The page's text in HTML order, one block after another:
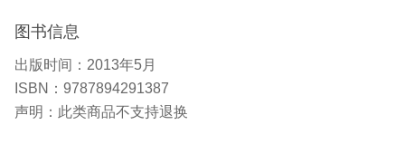
图书信息
出版时间： 2013年5月
ISBN： 9787894291387
声明： 此类商品不支持退换